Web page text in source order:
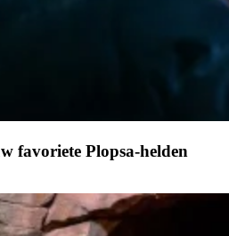
favoriete Plopsa-helden